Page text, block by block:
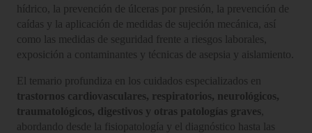
hídrico, la prevención de úlceras por presión, la prevención de
caídas y la aplicación de medidas de sujeción mecánica, así
como las medidas de seguridad frente a riesgos laborales,
exposición a contaminantes y técnicas de asepsia y aislamiento.
El temario profundiza en los cuidados especializados en
trastornos cardiovasculares, respiratorios, neurológicos,
traumatológicos, digestivos y otras patologías graves
abordando desde la fisiopatología y el diagnóstico hasta las